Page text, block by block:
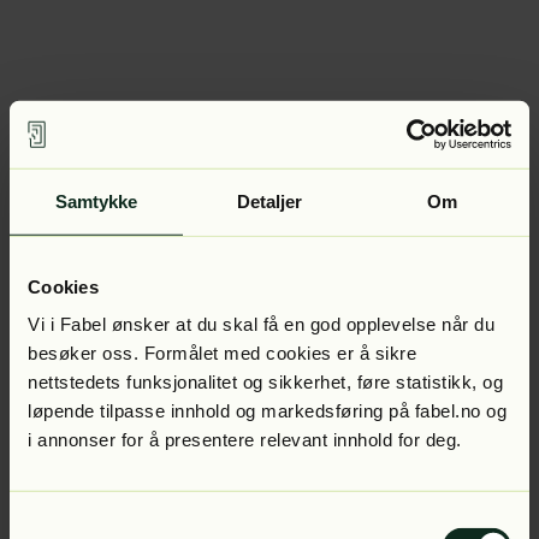
Samtykke Detaljer Om
Cookies
Vi i Fabel ønsker at du skal få en god opplevelse når du
besøker oss. Formålet med cookies er å sikre
nettstedets funksjonalitet og sikkerhet, føre statistikk, og
løpende tilpasse innhold og markedsføring på fabel.no og
i annonser for å presentere relevant innhold for deg.